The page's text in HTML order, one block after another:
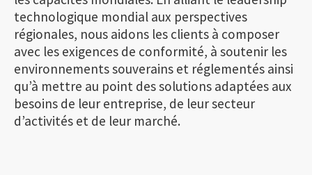
technologique mondial aux perspectives
régionales, nous aidons les clients à composer
avec les exigences de conformité, à soutenir les
environnements souverains et réglementés ainsi
qu’à mettre au point des solutions adaptées aux
besoins de leur entreprise, de leur secteur
d’activités et de leur marché.